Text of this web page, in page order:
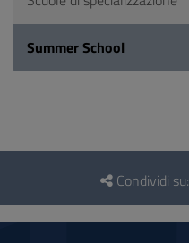
Summer School
Questionario
social
Condividi su: